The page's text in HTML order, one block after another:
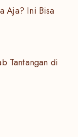
Aja? Ini Bisa
Tantangan di